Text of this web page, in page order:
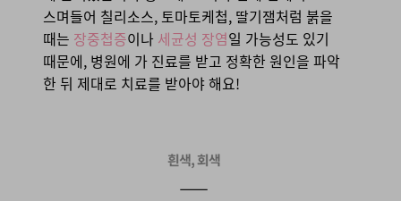
스며들어 칠리소스, 토마토케첩, 딸기잼처럼 붉을
때는 장중첩증이나 세균성 장염일 가능성도 있기
때문에, 병원에 가 진료를 받고 정확한 원인을 파악
한 뒤 제대로 치료를 받아야 해요!